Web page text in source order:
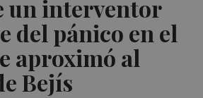
un interventor
del pánico en el
aproximó al
Bejís